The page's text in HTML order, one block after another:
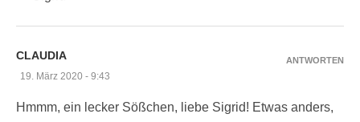
CLAUDIA
19. März 2020 - 9:43
Hmmm, ein lecker Sößchen, liebe Sigrid! Etwas anders,
ANTWORTEN